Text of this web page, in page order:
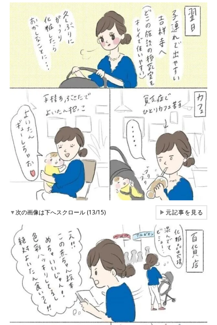
▼次の画像は下へスクロール (13/15) ▶元記事を見る